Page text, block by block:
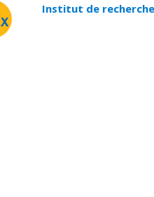
Institut de